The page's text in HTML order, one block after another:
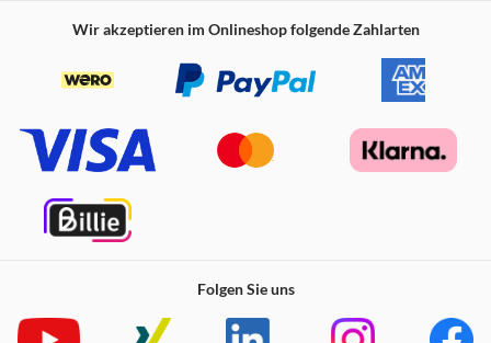
Wir akzeptieren im Onlineshop folgende Zahlarten
Folgen Sie uns